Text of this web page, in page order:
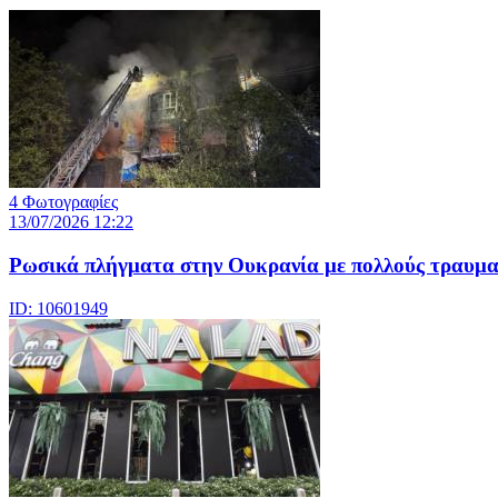
4 Φωτογραφίες
13/07/2026 12:22
Ρωσικά πλήγματα στην Ουκρανία με πολλούς
ID: 10601949